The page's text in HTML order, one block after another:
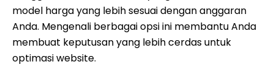
model harga yang lebih sesuai dengan anggaran
Anda. Mengenali berbagai opsi ini membantu Anda
membuat keputusan yang lebih cerdas untuk
optimasi website.